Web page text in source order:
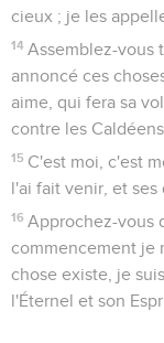
cieux ; je les
14 Assemblez-vous
annoncé ces
aime, qui fera sa
contre les
15 C'est moi, c'est
l'ai fait venir, et ses
16 Approchez-vous
commencement je
chose existe, je
l'Éternel et son